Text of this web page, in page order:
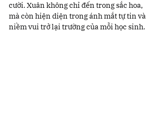
cười. Xuân không chỉ đến trong sắc hoa,
mà còn hiện diện trong ánh mắt tự tin và
niềm vui trở lại trường của mỗi học sinh.